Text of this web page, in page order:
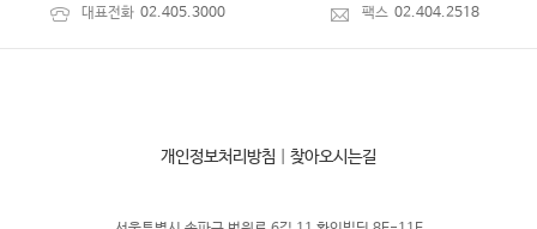
대표전화 02.405.3000 팩스 02.404.2518
개인정보처리방침 찾아오시는길